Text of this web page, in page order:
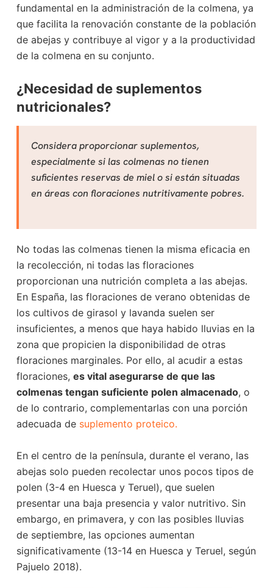
fundamental en la administración de la colmena, ya
que facilita la renovación constante de la población
de abejas y contribuye al vigor y a la productividad
de la colmena en su conjunto.
¿Necesidad de suplementos
nutricionales?
Considera proporcionar suplementos,
especialmente si las colmenas no tienen
suficientes reservas de miel o si están situadas
en áreas con floraciones nutritivamente pobres.
No todas las colmenas tienen la misma eficacia en
la recolección, ni todas las floraciones
proporcionan una nutrición completa a las abejas.
En España, las floraciones de verano obtenidas de
los cultivos de girasol y lavanda suelen ser
insuficientes, a menos que haya habido lluvias en la
zona que propicien la disponibilidad de otras
floraciones marginales. Por ello, al acudir a estas
floraciones, es vital asegurarse de que las
colmenas tengan suficiente polen almacenado, o
de lo contrario, complementarlas con una porción
adecuada de suplemento proteico.
En el centro de la península, durante el verano, las
abejas solo pueden recolectar unos pocos tipos de
polen (3-4 en Huesca y Teruel), que suelen
presentar una baja presencia y valor nutritivo. Sin
embargo, en primavera, y con las posibles lluvias
de septiembre, las opciones aumentan
significativamente (13-14 en Huesca y Teruel, según
Pajuelo 2018).